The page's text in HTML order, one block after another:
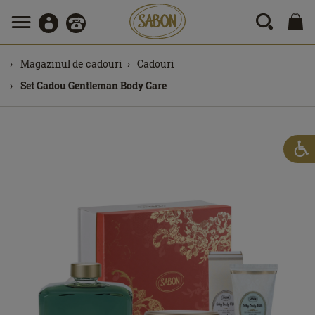
Magazinul de cadouri
Cadouri
Set Cadou Gentleman Body Care